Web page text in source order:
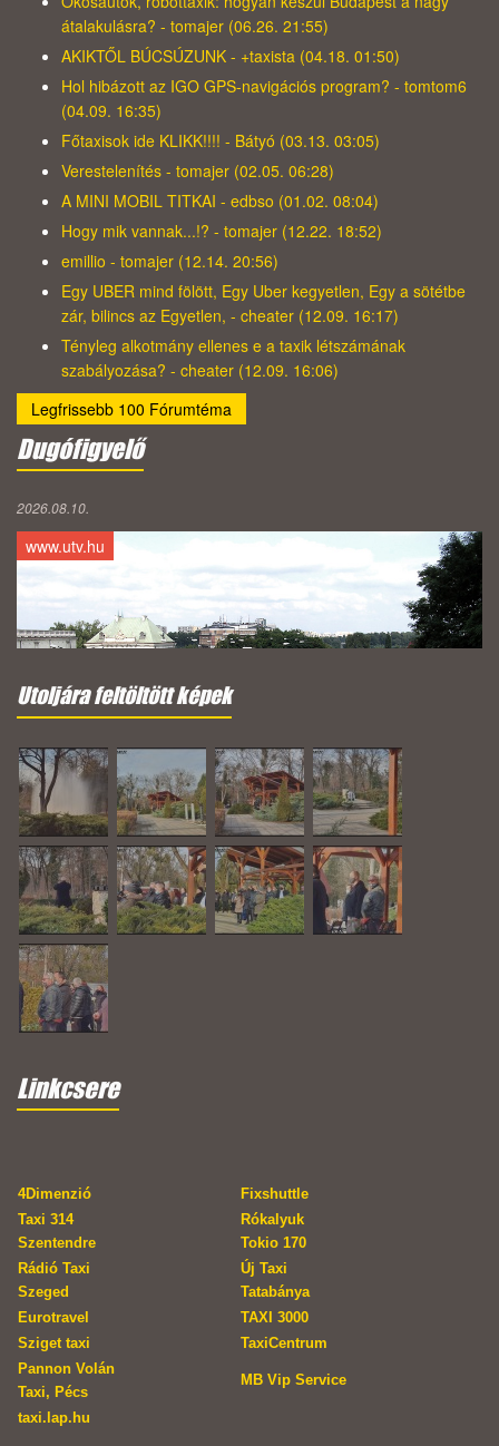
átalakulásra? - tomajer (06.26. 21:55)
AKIKTŐL BÚCSÚZUNK - +taxista (04.18. 01:50)
Hol hibázott az IGO GPS-navigációs program? - tomtom6
(04.09. 16:35)
Főtaxisok ide KLIKK!!!! - Bátyó (03.13. 03:05)
Verestelenítés - tomajer (02.05. 06:28)
A MINI MOBIL TITKAI - edbso (01.02. 08:04)
Hogy mik vannak...!? - tomajer (12.22. 18:52)
emillio - tomajer (12.14. 20:56)
Egy UBER mind fölött, Egy Uber kegyetlen, Egy a sötétbe
zár, bilincs az Egyetlen, - cheater (12.09. 16:17)
Tényleg alkotmány ellenes e a taxik létszámának
szabályozása? - cheater (12.09. 16:06)
Legfrissebb 100 Fórumtéma
Dugófigyelő
2026.08.10.
www.utv.hu
Utoljára feltöltött képek
Linkcsere
4Dimenzió
Fixshuttle
Taxi 314
Szentendre
Rókalyuk
Tokio 170
Rádió Taxi
Szeged
Új Taxi
Tatabánya
Eurotravel
TAXI 3000
Sziget taxi
TaxiCentrum
Pannon Volán
Taxi, Pécs
MB Vip Service
taxi.lap.hu